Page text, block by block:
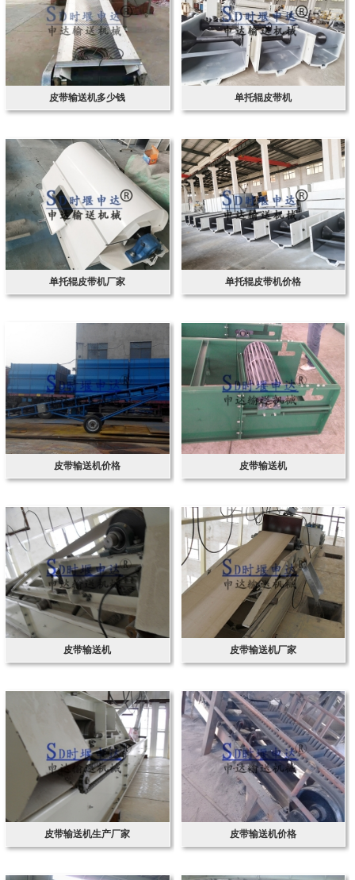
皮带输送机多少钱 单托辊皮带机
单托辊皮带机厂家 单托辊皮带机价格
皮带输送机价格 皮带输送机
皮带输送机 皮带输送机厂家
皮带输送机生产厂家 皮带输送机价格